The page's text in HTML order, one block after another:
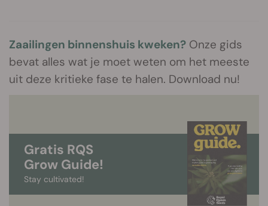
Zaailingen binnenshuis kweken? Onze gids
bevat alles wat je moet weten om het meeste
uit deze kritieke fase te halen. Download nu!
Gratis RQS
Grow Guide!
Stay cultivated!